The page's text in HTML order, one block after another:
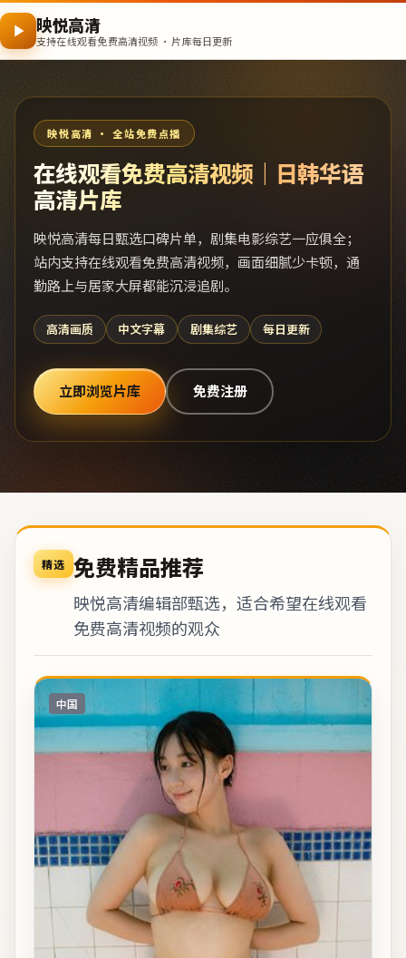
映悦高清
支持在线观看免费高清视频 · 片库每日更新
映悦高清 · 全站免费点播
在线观看免费高清视频｜日韩华语
高清片库
映悦高清每日甄选口碑片单，剧集电影综艺一应俱全；
站内支持在线观看免费高清视频，画面细腻少卡顿，通
勤路上与居家大屏都能沉浸追剧。
高清画质 中文字幕 剧集综艺 每日更新
立即浏览片库 免费注册
精选 免费精品推荐
映悦高清编辑部甄选，适合希望在线观看
免费高清视频的观众
中国